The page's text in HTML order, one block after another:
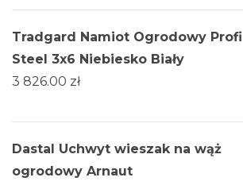
Tradgard Namiot Ogrodowy Profi
Steel 3x6 Niebiesko Biały
3 826.00 zł
Dastal Uchwyt wieszak na wąż
ogrodowy Arnaut